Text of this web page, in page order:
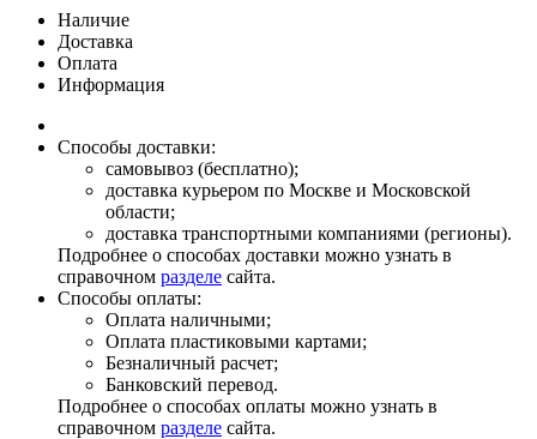
Наличие
Доставка
Оплата
Информация
Способы доставки:
самовывоз (бесплатно);
доставка курьером по Москве и Московской
области;
доставка транспортными компаниями (регионы).
Подробнее о способах доставки можно узнать в
справочном разделе сайта.
Способы оплаты:
Оплата наличными;
Оплата пластиковыми картами;
Безналичный расчет;
Банковский перевод.
Подробнее о способах оплаты можно узнать в
справочном разделе сайта.